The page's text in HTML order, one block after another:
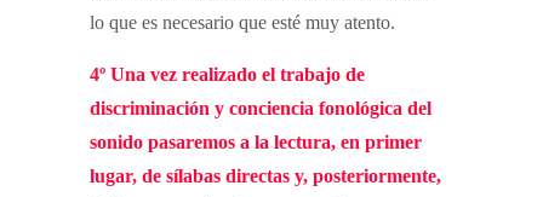
lo que es necesario que esté muy atento.
4º Una vez realizado el trabajo de
discriminación y conciencia fonológica del
sonido pasaremos a la lectura, en primer
lugar, de sílabas directas y, posteriormente,